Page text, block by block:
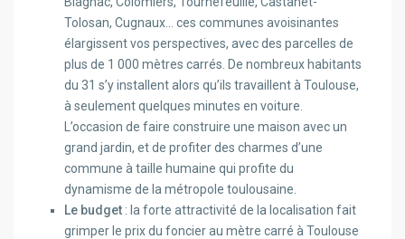
Tolosan, Cugnaux… ces communes avoisinantes
élargissent vos perspectives, avec des parcelles de
plus de 1 000 mètres carrés. De nombreux habitants
du 31 s’y installent alors qu’ils travaillent à Toulouse,
à seulement quelques minutes en voiture.
L’occasion de faire construire une maison avec un
grand jardin, et de profiter des charmes d’une
commune à taille humaine qui profite du
dynamisme de la métropole toulousaine.
Le budget : la forte attractivité de la localisation fait
grimper le prix du foncier au mètre carré à Toulouse